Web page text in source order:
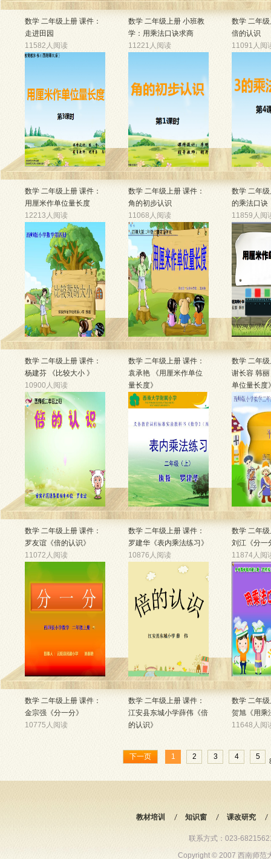
数学 二年级上册 课件：
走进田园
11582人阅读
数学 二年级上册 小班教
学：用乘法口诀求商
11221人阅读
数学 二年
倍的认识
11091人阅
数学 二年级上册 课件：
用厘米作单位量长度
12213人阅读
数学 二年级上册 课件：
角的初步认识
11068人阅读
数学 二年
的乘法口诀
11859人阅
数学 二年级上册 课件：
杨建芬 《比较大小 》
10900人阅读
数学 二年级上册 课件：
袁承艳 《用厘米作单位
量长度》
11190人阅读
数学 二年
谢长容 韩
单位量长度
10841人阅
数学 二年级上册 课件：
罗友谊《倍的认识》
11072人阅读
数学 二年级上册 课件：
罗建华《表内乘法练习》
10876人阅读
数学 二年
刘江《分一
11874人阅
数学 二年级上册 课件：
金宗强《分一分》
10775人阅读
数学 二年级上册 课件：
江安县东城小学薛伟《倍
的认识》
数学 二年
贺旭《用乘
11648人阅
下一页 1 2 3 4 5
教材培训 知识窗 课改研究
联系方式：023-
Copyright © 2007 西南师范